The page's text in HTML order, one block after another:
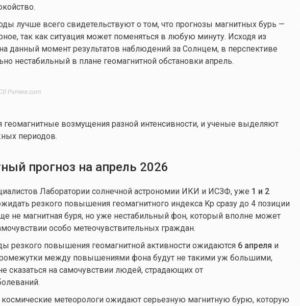
лучше всего свидетельствуют о том, что прогнозы магнитных бурь —
так как ситуация может поменяться в любую минуту. Исходя из
данный момент результатов наблюдений за Солнцем, в перспективе
нестабильный в плане геомагнитной обстановки апрель.
PxHere.com
геомагнитные возмущения разной интенсивности, и ученые выделяют
периодов.
прогноз на апрель 2026
Лаборатории солнечной астрономии ИКИ и ИСЗФ, уже 1 и 2
резкого повышения геомагнитного индекса Kp сразу до 4 позиции
не магнитная буря, но уже нестабильный фон, который вполне может
особо метеочувствительных граждан.
резкого повышения геомагнитной активности ожидаются 6 апреля и
между повышениями фона будут не такими уж большими,
сказаться на самочувствии людей, страдающих от
космические метеорологи ожидают серьезную магнитную бурю, которую